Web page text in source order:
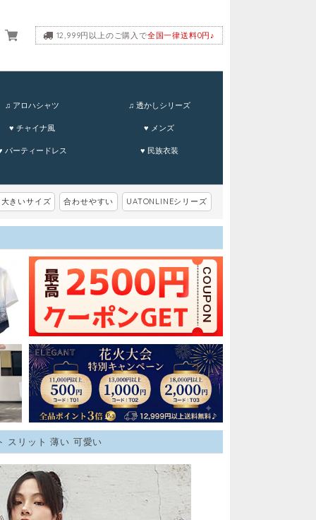
12,999円以上のご購入で全国一律送料0円♪
♫ アロハシャツ ♫ 透かしシリーズ
♥ チャイナ風 ♥ メンズ
パーティードレス ♥ 民族衣装
大きいサイズ 合わせやすい UATONLINEシリーズ
スリット 薄い 可愛い